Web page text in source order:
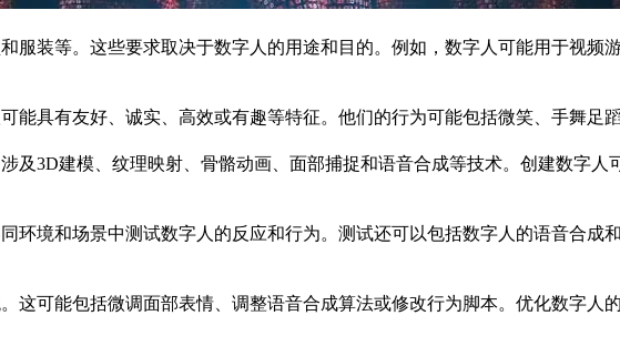
服装等。这些要求取决于数字人的用途和目的。例如，数字人可能用于视频
能具有友好、诚实、高效或有趣等特征。他们的行为可能包括微笑、手舞足
及3D建模、纹理映射、骨骼动画、面部捕捉和语音合成等技术。创建数字
环境和场景中测试数字人的反应和行为。测试还可以包括数字人的语音合成
这可能包括微调面部表情、调整语音合成算法或修改行为脚本。优化数字人